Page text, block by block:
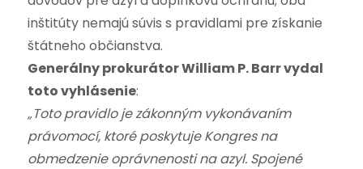
inštitúty nemajú súvis s pravidlami pre získanie
štátneho občianstva.
Generálny prokurátor William P. Barr vydal
toto vyhlásenie:
„Toto pravidlo je zákonným vykonávaním
právomocí, ktoré poskytuje Kongres na
obmedzenie oprávnenosti na azyl. Spojené